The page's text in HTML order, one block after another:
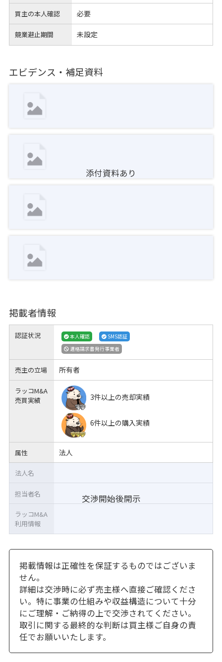
買主の本人確認 必要
競業避止期間 未設定
エビデンス・補足資料
添付資料あり
掲載者情報
認証状況 本人確認
SMS認証
適格請求書発行事業者
売主の立場 所有者
ラッコM&A
売買実績
3件以上の売却実績
6件以上の購入実績
属性 法人
交渉開始後開示
法人名
担当者名
ラッコM&A
利用情報
掲載情報は正確性を保証するものではございま
せん。
詳細は交渉時に必ず売主様へ直接ご確認くださ
い。特に事業の仕組みや収益構造について十分
にご理解・ご納得の上で交渉されてください。
取引に関する最終的な判断は買主様ご自身の責
任でお願いいたします。